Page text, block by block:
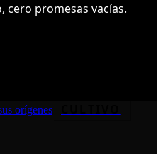
cero promesas vacías.